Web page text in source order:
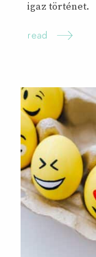
igaz történet.
read